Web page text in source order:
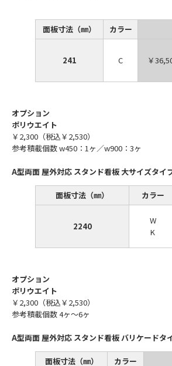
面板寸法（㎜） カラー
241 C ￥
オプション
ポリウエイト
￥2,300（税込￥2,530）
参考積載個数 w450：1ヶ／w900：3ヶ
A型両面 屋外対応 スタンド看板 大サイズタイ
面板寸法（㎜） カラー
2240
W
K
オプション
ポリウエイト
￥2,300（税込￥2,530）
参考積載個数 4ヶ～6ヶ
A型両面 屋外対応 スタンド看板 バリケードタ
面板寸法（㎜） カラー